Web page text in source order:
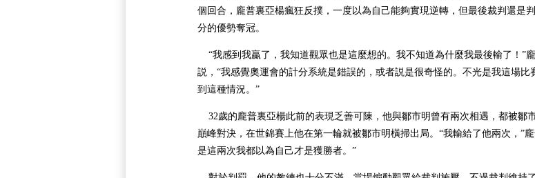
個回合，龐普裏亞楊瘋狂反撲，一度以為自己能夠實現逆轉，但最後裁判還是
分的優勢奪冠。
“我感到我贏了，我知道觀眾也是這麼想的。我不知道為什麼我最後輸了！”
説，“我感覺奧運會的計分系統是錯誤的，或者説是很奇怪的。不光是我這場比
到這種情況。”
32歲的龐普裏亞楊此前的表現乏善可陳，他與鄒市明曾有兩次相遇，都被鄒
巔峰對決，在世錦賽上他在第一輪就被鄒市明橫掃出局。“我輸給了他兩次，”
是這兩次我都以為自己才是獲勝者。”